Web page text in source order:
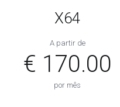
X64
A partir de
€ 170.00
por mês